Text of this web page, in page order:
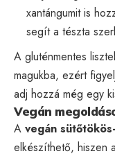
xantángumit is
segít a tészta
A gluténmentes
magukba, ezért
adj hozzá még egy
Vegán
A vegán
elkészíthető, hiszen